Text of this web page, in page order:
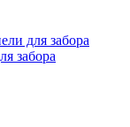
для забора
забора